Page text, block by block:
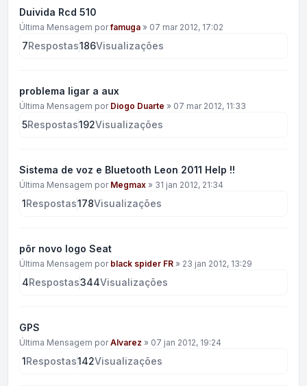
Duivida Rcd 510
Última Mensagem porfamuga » 07 mar 2012, 17:02
7Respostas186Visualizações
problema ligar a aux
Última Mensagem por Diogo Duarte » 07 mar 2012, 11:33
5Respostas192Visualizações
Sistema de voz e Bluetooth Leon 2011 Help !!
Última Mensagem por Megmax » 31 jan 2012, 21:34
1Respostas178Visualizações
pôr novo logo Seat
Última Mensagem por black spider FR » 23 jan 2012, 13:29
4Respostas344Visualizações
GPS
Última Mensagem porAlvarez » 07 jan 2012, 19:24
1Respostas142Visualizações